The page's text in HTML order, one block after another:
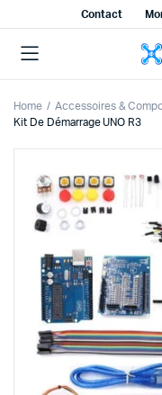
Contact
Home Accessoires &
Kit De Démarrage UNO R3